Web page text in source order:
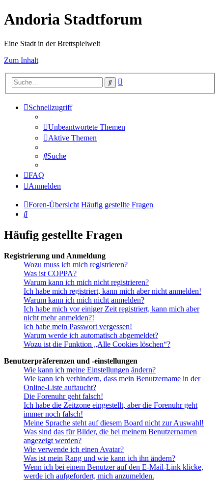
Andoria Stadtforum
Eine Stadt in der Brettspielwelt
Zum Inhalt
Suche
Schnellzugriff
Unbeantwortete Themen
Aktive Themen
Suche
FAQ
Anmelden
Foren-Übersicht Häufig gestellte Fragen
Suche
Häufig gestellte Fragen
Registrierung und Anmeldung
Wozu muss ich mich registrieren?
Was ist COPPA?
Warum kann ich mich nicht registrieren?
Ich habe mich registriert, kann mich aber nicht anmelden!
Warum kann ich mich nicht anmelden?
Ich habe mich vor einiger Zeit registriert, kann mich aber
nicht mehr anmelden?!
Ich habe mein Passwort vergessen!
Warum werde ich automatisch abgemeldet?
Wozu ist die Funktion „Alle Cookies löschen“?
Benutzerpräferenzen und -einstellungen
Wie kann ich meine Einstellungen ändern?
Wie kann ich verhindern, dass mein Benutzername in der
Online-Liste auftaucht?
Die Forenuhr geht falsch!
Ich habe die Zeitzone eingestellt, aber die Forenuhr geht
immer noch falsch!
Meine Sprache steht auf diesem Board nicht zur Auswahl!
Was sind das für Bilder, die bei meinem Benutzernamen
angezeigt werden?
Wie verwende ich einen Avatar?
Was ist mein Rang und wie kann ich ihn ändern?
Wenn ich bei einem Benutzer auf den E-Mail-Link klicke,
werde ich aufgefordert, mich anzumelden.